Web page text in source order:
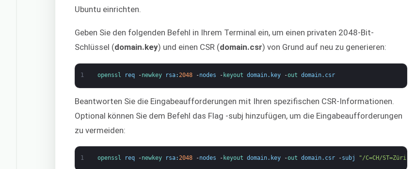
Ubuntu einrichten.
Geben Sie den folgenden Befehl in Ihrem Terminal ein, um einen privaten 2048-Bit-
Schlüssel (domain.key) und einen CSR (domain.csr) von Grund auf neu zu generieren:
1 openssl req -newkey rsa: 2048 -nodes - keyout domain. key -out domain. csr
Beantworten Sie die Eingabeaufforderungen mit Ihren spezifischen CSR-Informationen.
Optional können Sie dem Befehl das Flag -subj hinzufügen, um die Eingabeaufforderungen
zu vermeiden:
1 openssl req -newkey rsa:2048 -nodes - keyout domain. key -out domain. csr -subj "/C=CH/